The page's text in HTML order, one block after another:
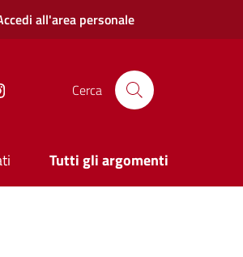
all'area personale
Cerca
Tutti gli argomenti